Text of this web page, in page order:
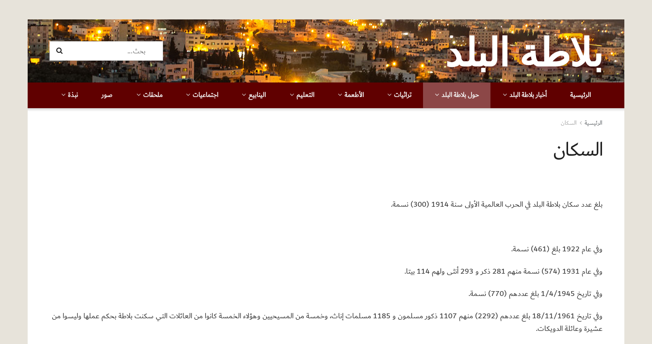
بلاطة البلد
الرئيسية أخبار بلاطة البلد حول بلاطة البلد تراثيات الأطعمة التعليم الينابيع اجتماعيات ملحقات صور نبذة
الرئيسية السكان
السكان
بلغ عدد سكان بلاطة البلد في الحرب العالمية الأولى سنة 1914 (300) نسمة.
وفي عام 1922 بلغ (461) نسمة.
وفي عام 1931 (574) نسمة منهم 281 ذكر و 293 أنثى ولهم 114 بيتا.
وفي تاريخ 1/4/1945 بلغ عددهم (770) نسمة.
وفي تاريخ 18/11/1961 بلغ عددهم (2292) منهم 1107 ذكور مسلمون و 1185 مسلمات إناث، وخمسة من المسيحيين وهؤلاء الخمسة كانوا من العائلات التي سكنت بلاطة بحكم عملها وليسوا من
عشيرة وعائلة الدويكات.